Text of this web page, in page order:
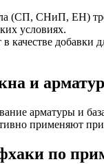
(СП, СНиП, ЕН)
условиях.
качестве
и
арматуры и
применяют
по